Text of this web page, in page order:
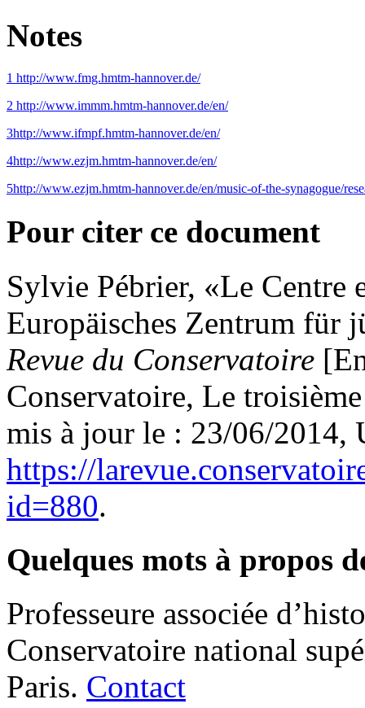
Notes
1 http://www.fmg.hmtm-hannover.de/
2 http://www.immm.hmtm-hannover.de/en/
3http://www.ifmpf.hmtm-hannover.de/en/
4http://www.ezjm.hmtm-hannover.de/en/
5http://www.ezjm.hmtm-hannover.de/en/music-of-the-synagogue/
Pour citer ce document
Sylvie Pébrier, «Le Centre
Europäisches Zentrum für
Revue du Conservatoire
Conservatoire, Le
mis à jour le : 23/06/2014,
https://
id=880.
Quelques mots à propos
Professeure associée
Conservatoire national
Paris. Contact